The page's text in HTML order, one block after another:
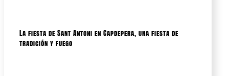
La fiesta de Sant Antoni en Capdepera, una fiesta de
tradición y fuego